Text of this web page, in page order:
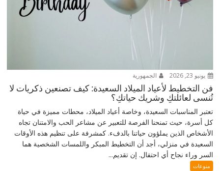
يونيو 23, 2026 الجمهورية
فن التخطيط لأعياد الميلاد السعيدة: كيف تصنعين ذكريات لا
تُنسى لعائلتكِ وشريك حياتكِ؟
تعتبر المناسبات السعيدة، وخاصة أعياد الميلاد، محطات مميزة في حياة
كل أسرة، حيث تمنحنا الفرصة للتعبير عن مشاعر الحب والامتنان تجاه
الأشخاص الذين يملؤون حياتنا بالدفء. كمشرفة على تنظيم هذه الأوقات
السعيدة في منزلي، أجد أن التخطيط المبكر واللمسات الشخصية هما
السر وراء نجاح أي احتفال. إن تقديم...
منوعات